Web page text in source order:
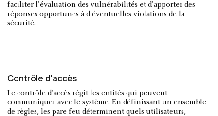
faciliter l'évaluation des vulnérabilités et d'apporter des
réponses opportunes à d'éventuelles violations de la
sécurité.
Contrôle d'accès
Le contrôle d'accès régit les entités qui peuvent
communiquer avec le système. En définissant un ensemble
de règles, les pare-feu déterminent quels utilisateurs,